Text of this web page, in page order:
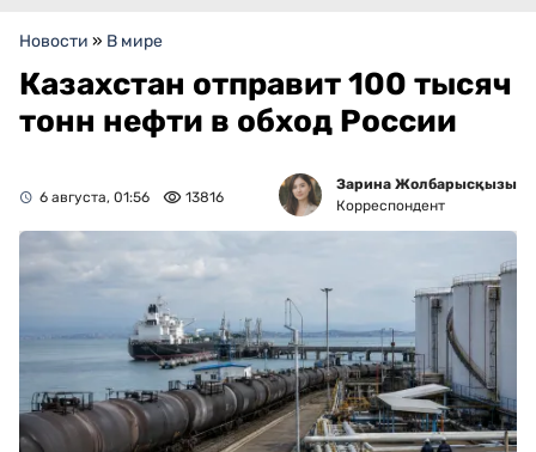
Новости » В мире
Казахстан отправит 100 тысяч
тонн нефти в обход России
6 августа, 01:56 13816
Зарина Жолбарысқызы
Корреспондент